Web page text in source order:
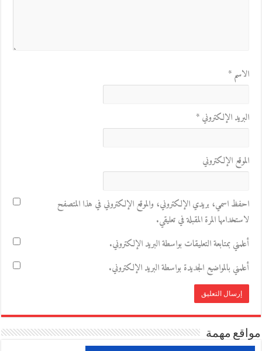
الاسم*
البريد الإلكتروني*
الموقع الإلكتروني
احفظ اسمي، بريدي الإلكتروني، والموقع الإلكتروني في هذا المتصفح
لاستخدامها المرة المقبلة في تعليقي.
أعلمني بمتابعة التعليقات بواسطة البريد الإلكتروني.
أعلمني بالمواضيع الجديدة بواسطة البريد الإلكتروني.
مواقع مهمة